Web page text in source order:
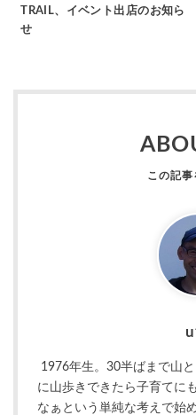
TRAIL、イベント出店のお知ら
せ
1976年生。30半ばまで山
に山歩きできたら子育てに
なぁという単純な考えで始